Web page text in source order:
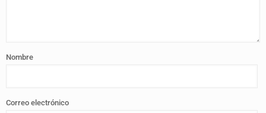
Nombre
Correo electrónico